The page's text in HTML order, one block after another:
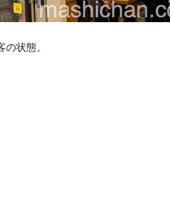
状態。